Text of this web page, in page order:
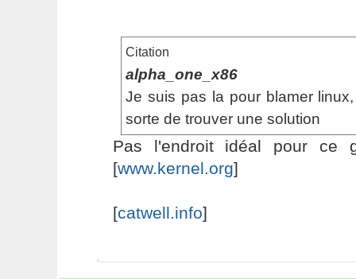
Citation
alpha_one_x86
Je suis pas la pour blamer
sorte de trouver une solution
Pas l'endroit idéal pour ce
[www.kernel.org]
[catwell.info]